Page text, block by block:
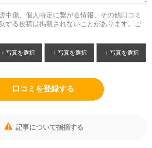
中傷、個人特定に繋がる情報、その他口コミ
する投稿は掲載されないことがあります。ご
＋写真を選択 ＋写真を選択 ＋写真を選択
口コミを登録する
記事について指摘する